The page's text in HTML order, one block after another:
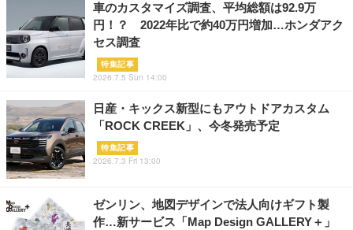
車のカスタマイズ調査、平均総額は92.9万
円！？ 2022年比で約40万円増加…ホンダアク
セス調査
特集記事
2026.7.5 Sun 14:00
日産・キックス新型にもアウトドアカスタム
「ROCK CREEK」、今冬発売予定
特集記事
2026.7.3 Fri 13:00
ゼンリン、地図デザインで法人向けギフト製
作…新サービス「Map Design GALLERY＋」